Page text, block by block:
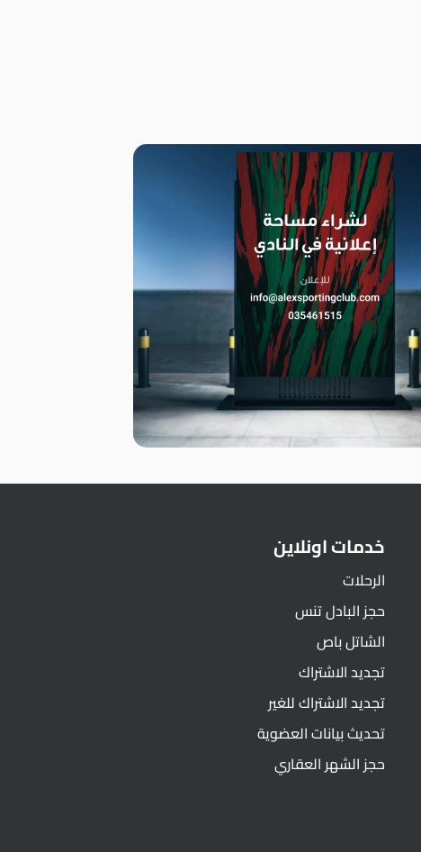
خدمات اونلاين
الرحلات
حجز البادل تنس
الشاتل باص
تجديد الاشتراك
تجديد الاشتراك للغير
تحديث بيانات العضوية
حجز الشهر العقاري